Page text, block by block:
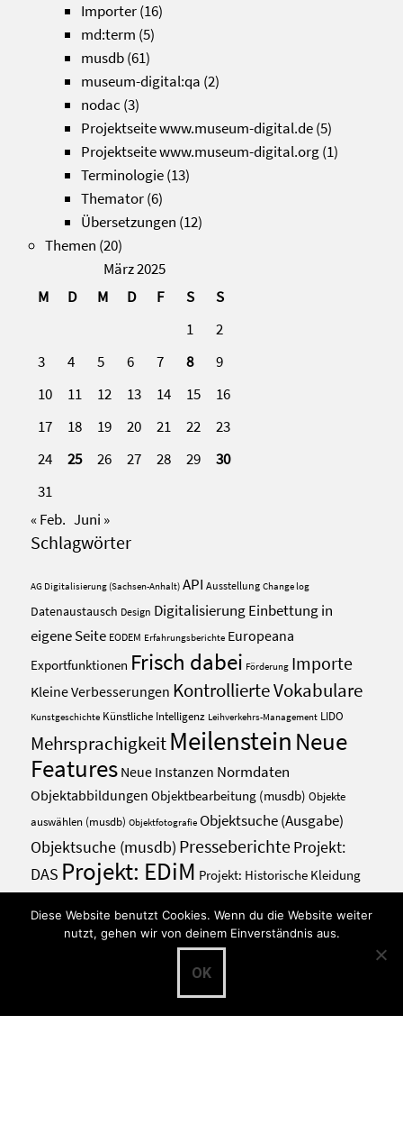
Importer(16)
md:term (5)
musdb(61)
museum-digital:qa (2)
nodac (3)
Projektseite www.museum-digital.de(5)
Projektseite www.museum-digital.org(1)
Terminologie(13)
Themator(6)
Übersetzungen (12)
Themen (20)
März 2025
M
D M D F S
S
1
2
3
4 5 6 7 8
9
10
11 12 13 14 15
16
17
18 19 20 21 22
23
24
25 26 27 28 29
30
31
« Feb. Juni »
Schlagwörter
AG Digitalisierung (Sachsen-Anhalt) API Ausstellung Change log
Datenaustausch Design Digitalisierung Einbettung in
eigene Seite EODEM Erfahrungsberichte Europeana
Exportfunktionen Frisch dabei Förderung Importe
Kleine Verbesserungen Kontrollierte Vokabulare
Kunstgeschichte Künstliche Intelligenz Leihverkehrs-Management LIDO
Mehrsprachigkeit Meilenstein Neue
Features Neue Instanzen Normdaten
Objektabbildungen Objektbearbeitung (musdb) Objekte
auswählen (musdb) Objektfotografie Objektsuche (Ausgabe)
Objektsuche (musdb) PresseberichteProjekt:
DAS Projekt: EDiM Projekt: Historische Kleidung
User Interface Veranstaltungen Vernetzung Übersetzungen
Diese Website benutzt Cookies. Wenn du die Website weiter
nutzt, gehen wir von deinem Einverständnis aus.
OK